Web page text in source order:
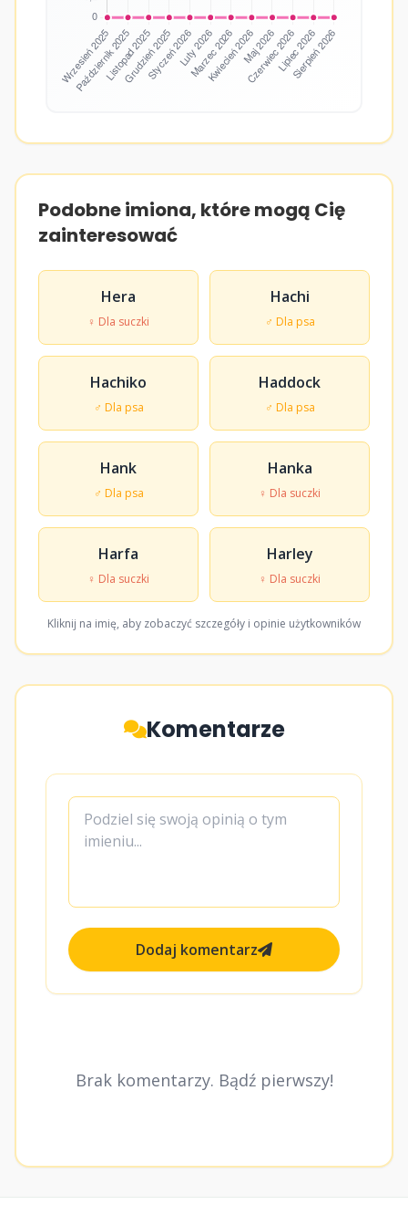
Podobne imiona, które mogą Cię
zainteresować
Hera
♀ Dla suczki
Hachi
♂ Dla psa
Hachiko
♂ Dla psa
Haddock
♂ Dla psa
Hank
♂ Dla psa
Hanka
♀ Dla suczki
Harfa
♀ Dla suczki
Harley
♀ Dla suczki
Kliknij na imię, aby zobaczyć szczegóły i opinie użytkowników
Komentarze
Dodaj komentarz
Brak komentarzy. Bądź pierwszy!